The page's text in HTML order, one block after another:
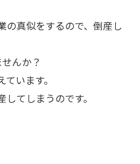
の真似をするので、倒産し
んか？
います。
てしまうのです。